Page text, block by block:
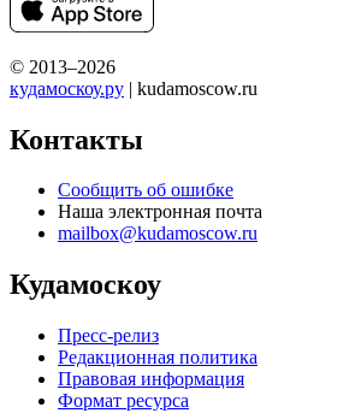
© 2013–2026
кудамоскоу.ру | kudamoscow.ru
Контакты
Сообщить об ошибке
Наша электронная почта
mailbox@kudamoscow.ru
Кудамоскоу
Пресс-релиз
Редакционная политика
Правовая информация
Формат ресурса